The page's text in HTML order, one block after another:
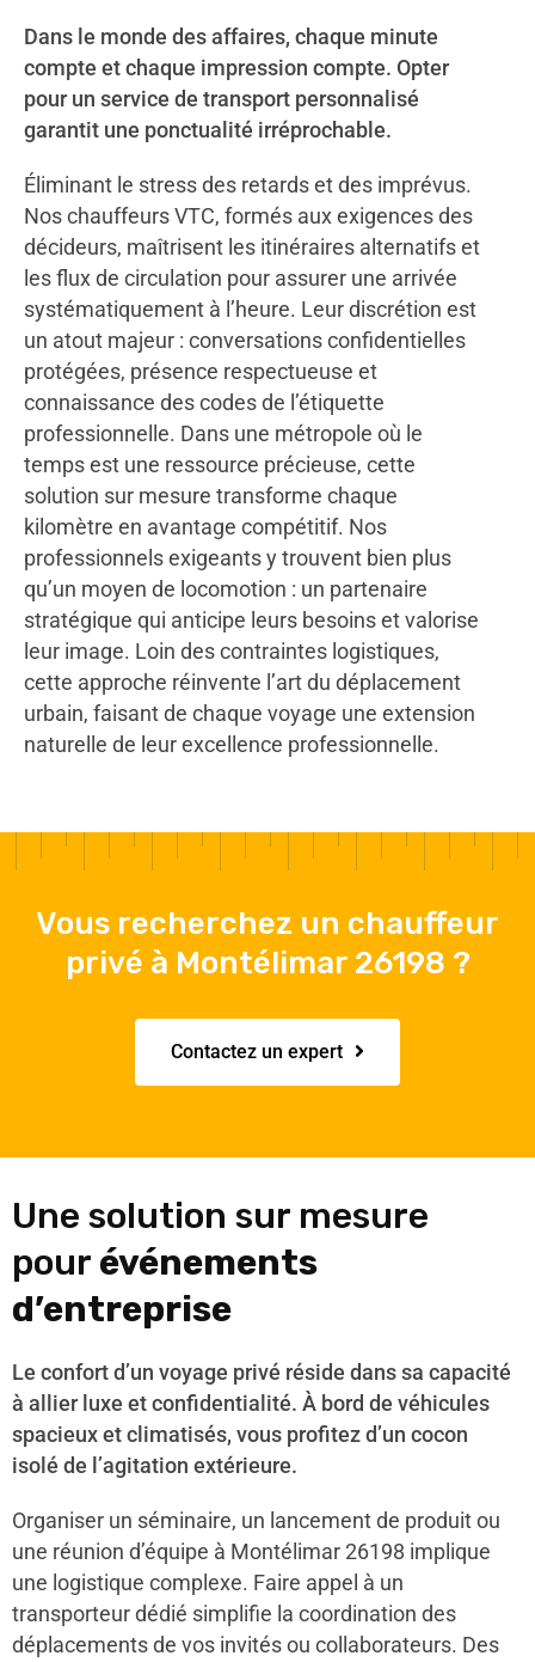
Dans le monde des affaires, chaque minute
compte et chaque impression compte. Opter
pour un service de transport personnalisé
garantit une ponctualité irréprochable.
Éliminant le stress des retards et des imprévus.
Nos chauffeurs VTC, formés aux exigences des
décideurs, maîtrisent les itinéraires alternatifs et
les flux de circulation pour assurer une arrivée
systématiquement à l’heure. Leur discrétion est
un atout majeur : conversations confidentielles
protégées, présence respectueuse et
connaissance des codes de l’étiquette
professionnelle. Dans une métropole où le
temps est une ressource précieuse, cette
solution sur mesure transforme chaque
kilomètre en avantage compétitif. Nos
professionnels exigeants y trouvent bien plus
qu’un moyen de locomotion : un partenaire
stratégique qui anticipe leurs besoins et valorise
leur image. Loin des contraintes logistiques,
cette approche réinvente l’art du déplacement
urbain, faisant de chaque voyage une extension
naturelle de leur excellence professionnelle.
Vous recherchez un chauffeur
privé à Montélimar 26198 ?
Contactez un expert
Une solution sur mesure
pour événements
d’entreprise
Le confort d’un voyage privé réside dans sa capacité
à allier luxe et confidentialité. À bord de véhicules
spacieux et climatisés, vous profitez d’un cocon
isolé de l’agitation extérieure.
Organiser un séminaire, un lancement de produit ou
une réunion d’équipe à Montélimar 26198 implique
une logistique complexe. Faire appel à un
transporteur dédié simplifie la coordination des
déplacements de vos invités ou collaborateurs. Des